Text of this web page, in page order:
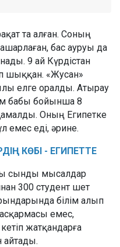
та алған. Соның
бас ауруы да
9 ай Күрдістан
шыққан. «Жусан»
елге оралды. Атырау
бабы бойынша 8
Оның Египетке
емес еді, әрине.
КӨБІ - ЕГИПЕТТЕ
сынды мысалдар
300 студент шет
білім алып
емес,
жатқандарға
айтады.